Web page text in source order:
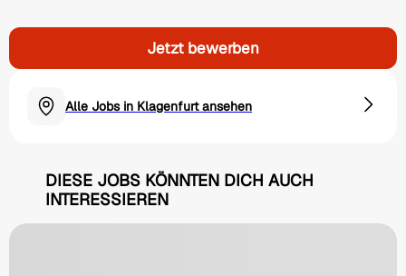
Jetzt bewerben
Alle Jobs in Klagenfurt ansehen
DIESE JOBS KÖNNTEN DICH AUCH
INTERESSIEREN